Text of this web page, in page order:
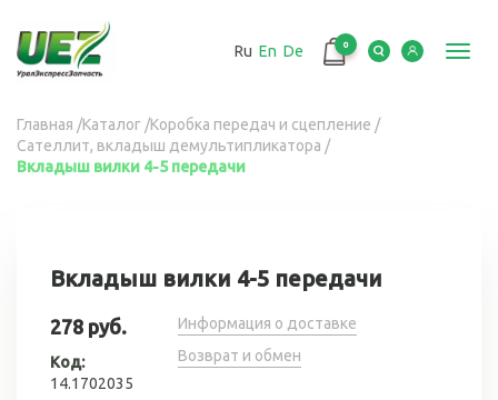
основному
содержанию
Ru En De 0
Вы
здесь
Главная /Каталог /Коробка передач и сцепление /
Сателлит, вкладыш демультипликатора /
Вкладыш вилки 4-5 передачи
Вкладыш вилки 4-5 передачи
278 руб.
Код:
14.1702035
Информация о доставке
Возврат и обмен